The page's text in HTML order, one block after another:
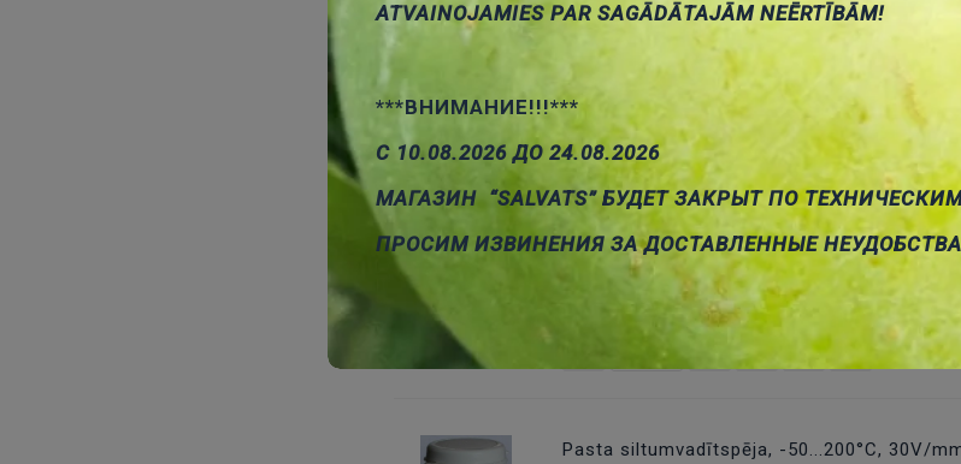
grozam
Pasta siltumvadītspēja, procesoram, 3g,
5.90 €
ID:00028320 Artikuls: ART.AGT-106
Pievienot
grozam
Pasta siltumvadītspēja, 2.8W/mK, -
Cena: 18.57 €
Artikuls:ART.AGT-128
Pasta siltumvadītspēja, -50...200°C, 30V/
ATVAINOJAMIES PAR SAGĀDĀTAJĀM NEĒRTĪBĀM!
***ВНИМАНИЕ!!!***
С 10.08.2026 ДО 24.08.2026
МАГАЗИН “SALVATS” БУДЕТ ЗАКРЫТ ПО
ПРОСИМ ИЗВИНЕНИЯ ЗА ДОСТАВЛЕННЫЕ